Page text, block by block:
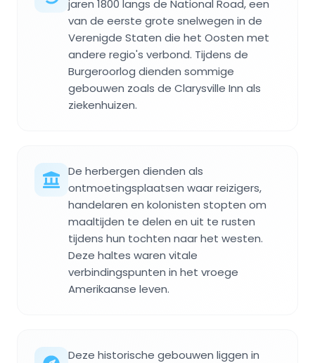
jaren 1800 langs de National Road, een
van de eerste grote snelwegen in de
Verenigde Staten die het Oosten met
andere regio's verbond. Tijdens de
Burgeroorlog dienden sommige
gebouwen zoals de Clarysville Inn als
ziekenhuizen.
De herbergen dienden als
ontmoetingsplaatsen waar reizigers,
handelaren en kolonisten stopten om
maaltijden te delen en uit te rusten
tijdens hun tochten naar het westen.
Deze haltes waren vitale
verbindingspunten in het vroege
Amerikaanse leven.
Deze historische gebouwen liggen in